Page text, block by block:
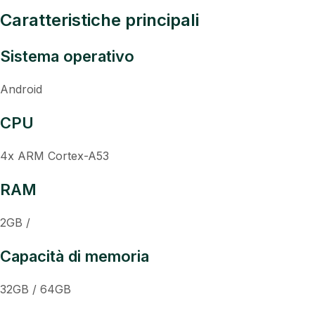
Caratteristiche principali
Sistema operativo
Android
CPU
4x ARM Cortex-A53
RAM
2GB /
Capacità di memoria
32GB / 64GB